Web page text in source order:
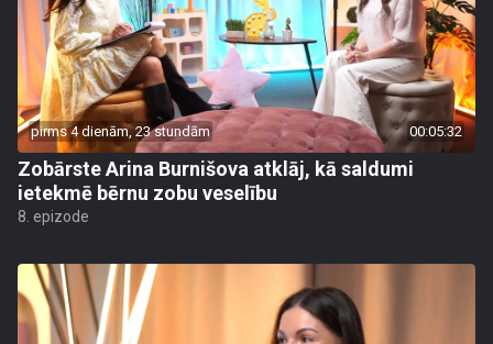
pirms 4 dienām, 23 stundām 00:05:32
Zobārste Arina Burnišova atklāj, kā saldumi
ietekmē bērnu zobu veselību
8. epizode